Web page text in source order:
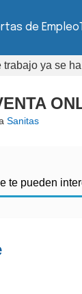
de Empleo
ya se
Sanitas
te pueden